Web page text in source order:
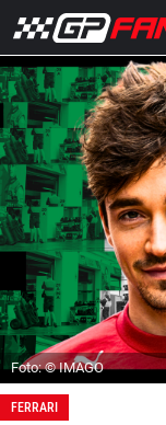
Foto: © IMAGO
FERRARI